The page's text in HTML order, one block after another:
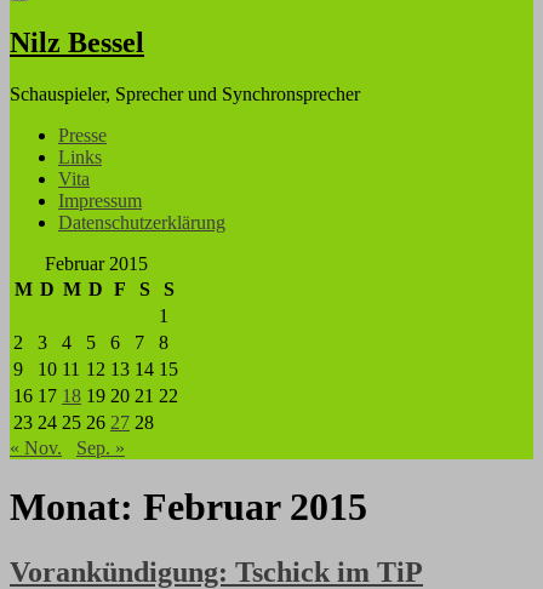
Nilz Bessel
Schauspieler, Sprecher und Synchronsprecher
Presse
Links
Vita
Impressum
Datenschutzerklärung
Februar 2015
M D M D F S
S
1
2
3 4 5 6 7
8
9
10 11 12 13 14 15
16 17 18 19 20 21 22
23 24 25 26 27 28
« Nov.
Sep. »
Monat: Februar 2015
Vorankündigung: Tschick im TiP